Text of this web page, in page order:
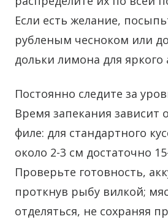
Если есть желание,
рубленым чесноком или
дольки лимона для яркого
Постоянно следите за
Время запекания зависит
филе: для стандартного
около 2-3 см достаточно
Проверьте готовность,
проткнув рыбу вилкой;
отделяться, не сохраняя